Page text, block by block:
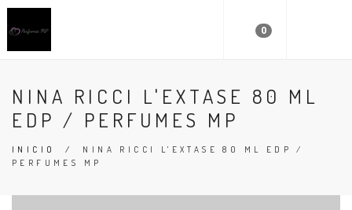
0
NINA RICCI L'EXTASE 80 ML
EDP / PERFUMES MP
INICIO / NINA RICCI L'EXTASE 80 ML EDP /
PERFUMES MP